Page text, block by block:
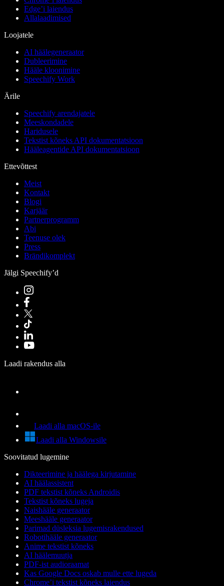
Edge’i laiendus
Allalaadimised
Loojatele
AI häälegeneraator
Dubleerimine
Hääle kloonimine
Speechify Work
Ärile
Speechify arendajatele
Meeskondadele
Haridusele
Tekstist kõneks API dokumentatsioon
Hääleagentide API dokumentatsioon
Ettevõttest
Meist
Kontakt
Blogi
Karjäär
Partnerprogramm
Abi
Teenuse olek
Press
Brändikomplekt
Jälgi Speechify’d
Laadi rakendus alla
Laadi alla macOS-ile
Laadi alla Windowsile
Soovitatud lugemine
Dikteerimine ja häälega kirjutamine
AI häälassistent
PDF tekstist kõneks Androidis
Tekstist kõneks lugeja
Naishääle generaator
Meeshääle generaator
Parimad düsleksia lugemisrakendused
Robotihääle generaator
Anime tekstist kõneks
AI häälemuutja
PDF-ist audioraamat
Kas Google Docs oskab mulle ette lugeda
Chrome’i tekstist kõneks laiendus